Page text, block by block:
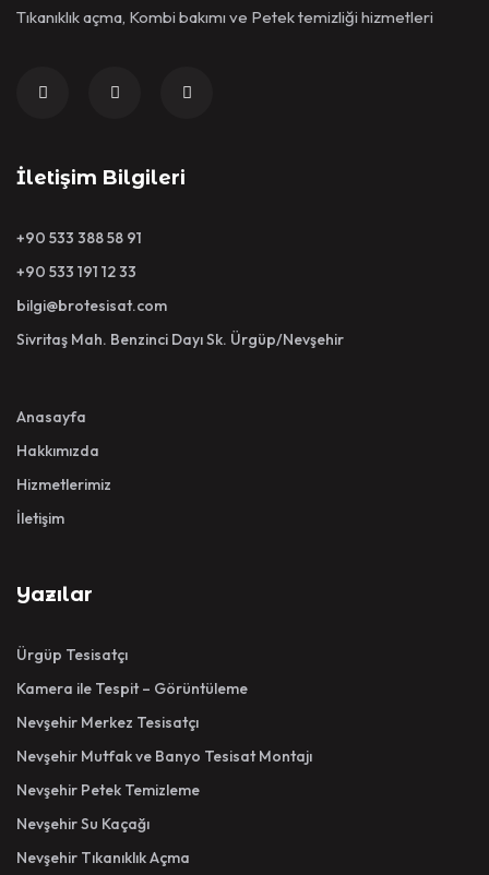
Tıkanıklık açma, Kombi bakımı ve Petek temizliği hizmetleri
İletişim Bilgileri
+90 533 388 58 91
+90 533 191 12 33
bilgi@brotesisat.com
Sivritaş Mah. Benzinci Dayı Sk. Ürgüp/Nevşehir
Anasayfa
Hakkımızda
Hizmetlerimiz
İletişim
Yazılar
Ürgüp Tesisatçı
Kamera ile Tespit – Görüntüleme
Nevşehir Merkez Tesisatçı
Nevşehir Mutfak ve Banyo Tesisat Montajı
Nevşehir Petek Temizleme
Nevşehir Su Kaçağı
Nevşehir Tıkanıklık Açma